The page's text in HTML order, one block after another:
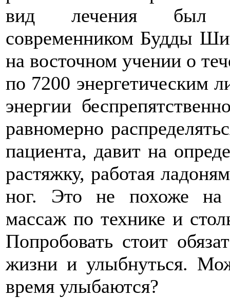
вид лечения был
современником Будды
на восточном учении о
по 7200 энергетическим
энергии
равномерно
пациента, давит на
растяжку, работая
ног. Это не похоже на
массаж по технике и
Попробовать стоит
жизни и улыбнуться.
время улыбаются?